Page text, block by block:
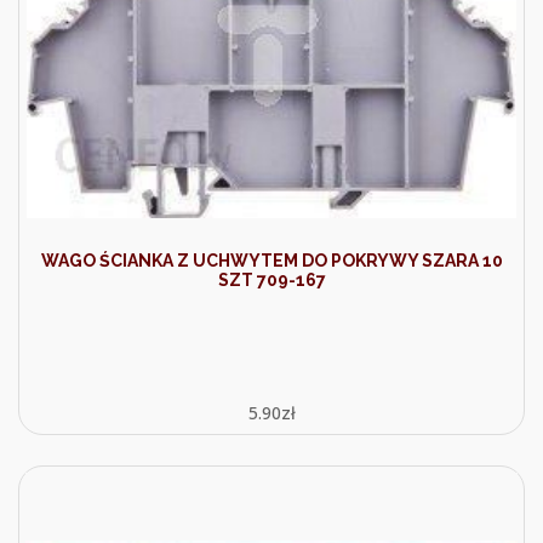
WAGO ŚCIANKA Z UCHWYTEM DO POKRYWY SZARA 10
SZT 709-167
5.90zł